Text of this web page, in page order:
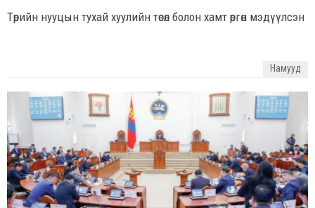
Төрийн нууцын тухай хуулийн төсөл болон хамт өргөн мэдүүлсэн
Намууд